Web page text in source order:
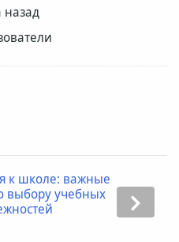
назад
к школе: важные
выбору учебных